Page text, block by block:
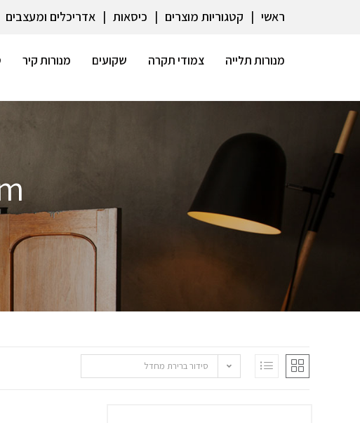
ראשי קטגוריות מוצרים כיסאות אדריכלים ומעצבים
מנורות תלייה צמודי תקרה שקועים מנורות קיר
סידור ברירת מחדל